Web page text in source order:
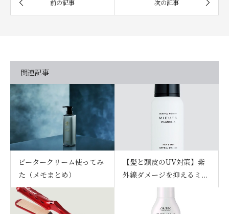
関連記事
ビータークリーム使ってみ
た（メモまとめ）
【髪と頭皮のUV対策】紫
外線ダメージを抑えるミ...